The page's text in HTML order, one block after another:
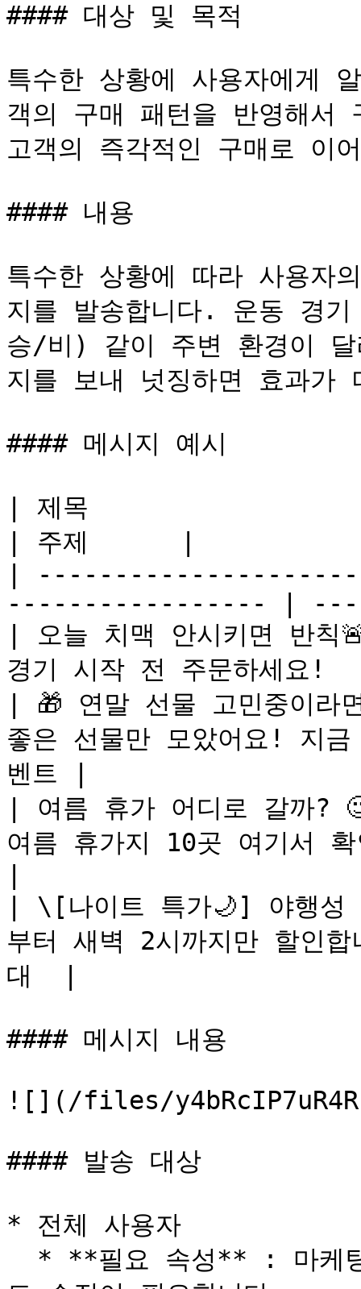
#### 대상 및 목적
특수한 상황에 사용자에게
객의 구매 패턴을 반영해서
고객의 즉각적인 구매로 이
#### 내용
특수한 상황에 따라 사용자
지를 발송합니다. 운동 경
승/비) 같이 주변 환경이 달
지를 보내 넛징하면 효과가
#### 메시지 예시
| 제목
| 주제      |
|
----------------- |
| 오늘 치맥 안시키면
경기 시작 전 주문하
| 🎁 연말 선물 고민중
좋은 선물만 모았어요! 지
벤트 |
| 여름 휴가 어디로 갈
여름 휴가지 10곳 여기서
| \[나이트 특가🌙] 야행
부터 새벽 2시까지만
대  |
#### 메시지 내용
![](/files/
#### 발송 대상
* 전체 사용자